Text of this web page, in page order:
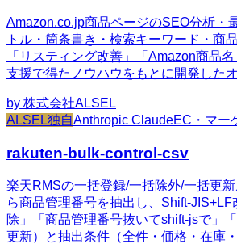
Amazon.co.jp商品ページのSEO分析・
トル・箇条書き・検索キーワード・商
「リスティング改善」「Amazon商品
支援で得たノウハウをもとに開発した
by 株式会社ALSEL
ALSEL独自Anthropic ClaudeEC・マー
rakuten-bulk-control-csv
楽天RMSの一括登録/一括除外/一括更
ら商品管理番号を抽出し、Shift-
除」「商品管理番号抜いてshift-jsで」
更新）と抽出条件（全件・価格・在庫